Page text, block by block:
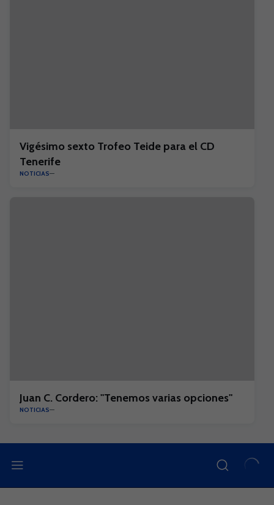
Vigésimo sexto Trofeo Teide para el CD
Tenerife
NOTICIAS
Juan C. Cordero: "Tenemos varias opciones"
NOTICIAS